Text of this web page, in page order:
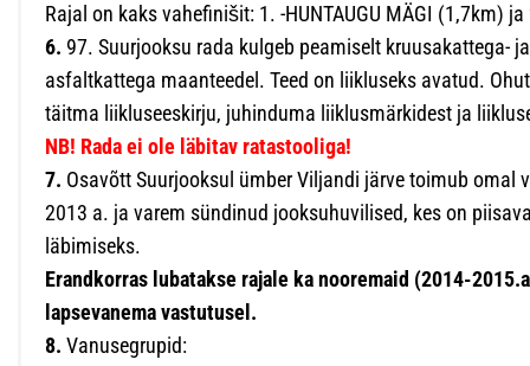
Rajal on kaks vahefinišit: 1. -HUNTAUGU MÄGI (1,7km)
6. 97. Suurjooksu rada kulgeb peamiselt kruusakattega-
asfaltkattega maanteedel. Teed on liikluseks avatud.
täitma liikluseeskirju, juhinduma liiklusmärkidest ja
NB! Rada ei ole läbitav ratastooliga!
7. Osavõtt Suurjooksul ümber Viljandi järve toimub omal
2013 a. ja varem sündinud jooksuhuvilised, kes on
läbimiseks.
Erandkorras lubatakse rajale ka nooremaid (2014-
lapsevanema vastutusel.
8. Vanusegrupid: